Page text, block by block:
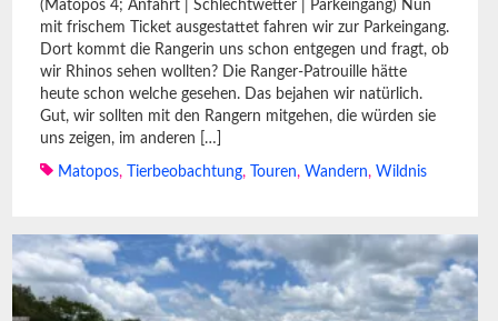
(Matopos 4; Anfahrt | Schlechtwetter | Parkeingang) Nun
mit frischem Ticket ausgestattet fahren wir zur Parkeingang.
Dort kommt die Rangerin uns schon entgegen und fragt, ob
wir Rhinos sehen wollten? Die Ranger-Patrouille hätte
heute schon welche gesehen. Das bejahen wir natürlich.
Gut, wir sollten mit den Rangern mitgehen, die würden sie
uns zeigen, im anderen […]
Matopos, Tierbeobachtung, Touren, Wandern, Wildnis